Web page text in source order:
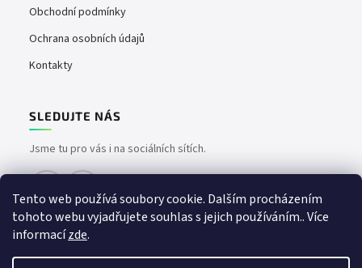
Tento web používá soubory cookie. Dalším procházením
tohoto webu vyjadřujete souhlas s jejich používáním.. Více
informacízde.
Obchodní podmínky
Ochrana osobních údajů
Kontakty
SLEDUJTE NÁS
Jsme tu pro vás i na sociálních sítích.